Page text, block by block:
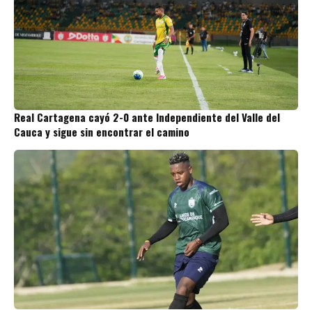
Real Cartagena cayó 2-0 ante Independiente del Valle del
Cauca y sigue sin encontrar el camino